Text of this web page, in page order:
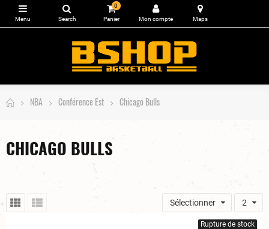
0
NBA Conférence Est Chicago Bulls
CHICAGO BULLS
Sélectionner 2
Rupture de stock